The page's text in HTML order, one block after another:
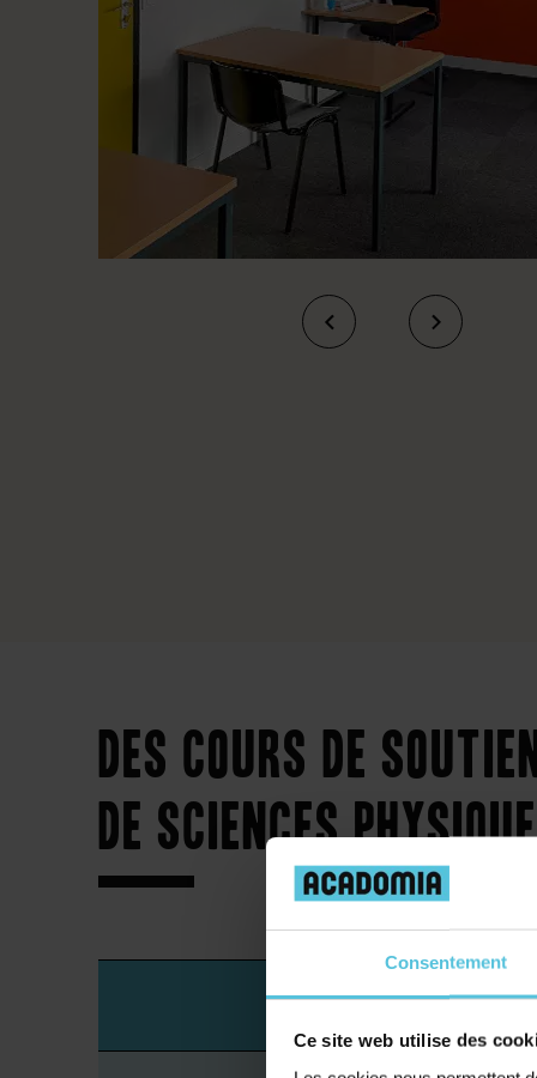
Consentement
Ce site web utilise des
Des cours de
de sciences
Lycée